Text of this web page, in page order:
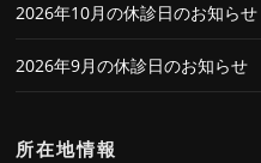
2026年10月の休診日のお知らせ
2026年9月の休診日のお知らせ
所在地情報